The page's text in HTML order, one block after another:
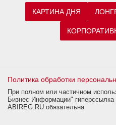
КАРТИНА ДНЯ
Политика обработки
При полном или частичном
Бизнес Информации" гиперссылка
ABIREG.RU обязательна